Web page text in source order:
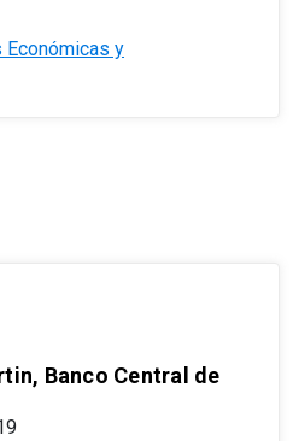
Económicas y
Banco Central de